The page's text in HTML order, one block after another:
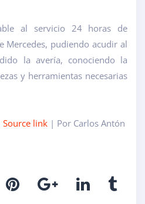
al servicio 24 horas de
Mercedes, pudiendo acudir al
la avería, conociendo la
y herramientas necesarias
Source link | Por Carlos Antón